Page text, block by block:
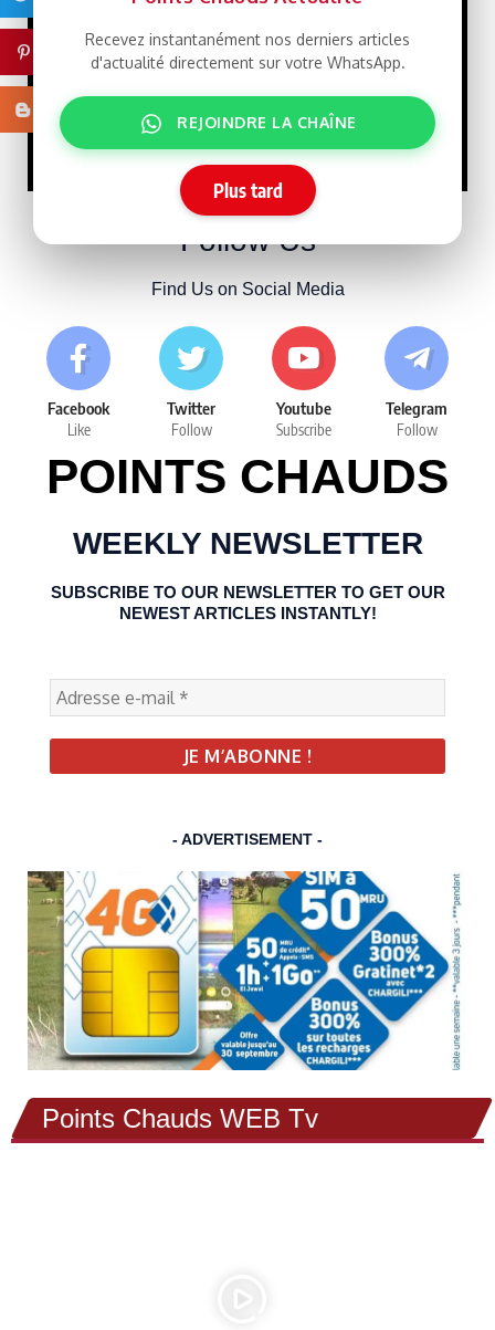
Blogger
Dakar : un retour qui rebat
les cartes face à Sonko
15/07/2026
Follow Us
Find Us on Social Media
Facebook
Like
Twitter
Follow
Youtube
Subscribe
Telegram
Follow
POINTS CHAUDS
WEEKLY NEWSLETTER
SUBSCRIBE TO OUR NEWSLETTER TO GET OUR
NEWEST ARTICLES INSTANTLY!
- ADVERTISEMENT -
Points Chauds WEB Tv
Recevez instantanément nos derniers articles
d'actualité directement sur votre WhatsApp.
REJOINDRE LA CHAÎNE
Plus tard